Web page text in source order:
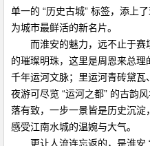
单一的 “历史古城” 标签，添上
为城市最鲜活的新名片。
而淮安的魅力，远不止于
的璀璨明珠，这里是周恩来总
千年运河文脉；里运河青砖黛
夜游可尽览 “运河之都” 的古韵
落有致，一步一景皆是历史沉淀
感受江南水城的温婉与大气。
更让人流连忘返的，是淮